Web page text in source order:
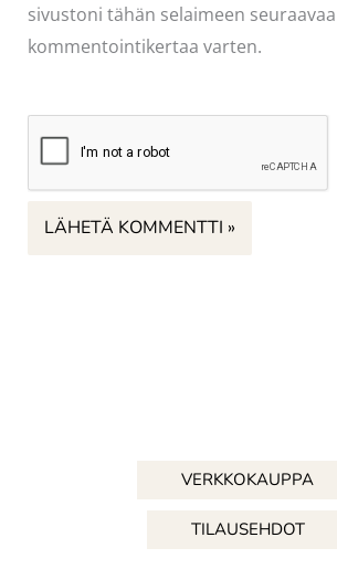
sivustoni tähän selaimeen seuraavaa
kommentointikertaa varten.
VERKKOKAUPPA
TILAUSEHDOT